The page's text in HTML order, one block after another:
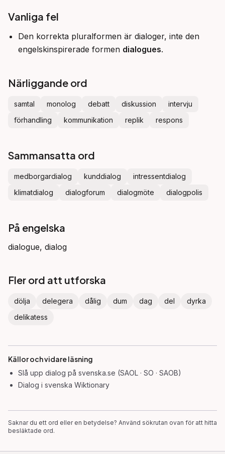
Vanliga fel
Den korrekta pluralformen är dialoger, inte den
engelskinspirerade formen dialogues.
Närliggande ord
samtal monolog debatt diskussion
intervju
förhandling
kommunikation replik respons
Sammansatta ord
medborgardialog kunddialog
intressentdialog
klimatdialog
dialogforum dialogmöte dialogpolis
På engelska
dialogue, dialog
Fler ord att utforska
dölja delegera dålig dum dag del
dyrka
delikatess
Källor och vidare läsning
Slå upp dialog på svenska.se (SAOL · SO · SAOB)
Dialog i svenska Wiktionary
Saknar du ett ord eller en betydelse? Använd sökrutan ovan för att hitta
besläktade ord.